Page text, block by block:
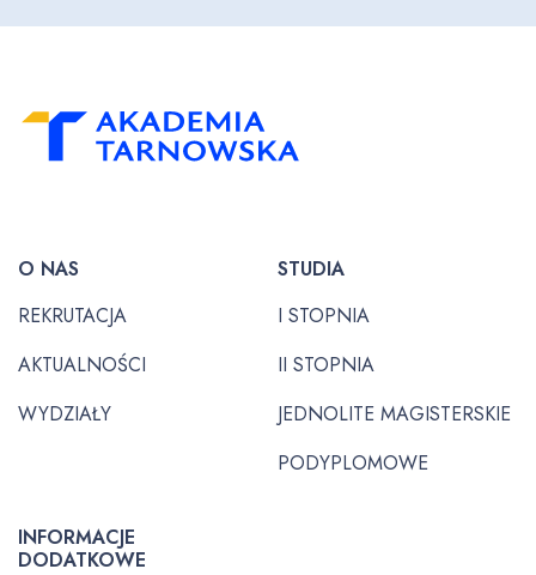
O NAS
REKRUTACJA
AKTUALNOŚCI
WYDZIAŁY
STUDIA
I STOPNIA
II STOPNIA
JEDNOLITE MAGISTERSKIE
PODYPLOMOWE
INFORMACJE
DODATKOWE